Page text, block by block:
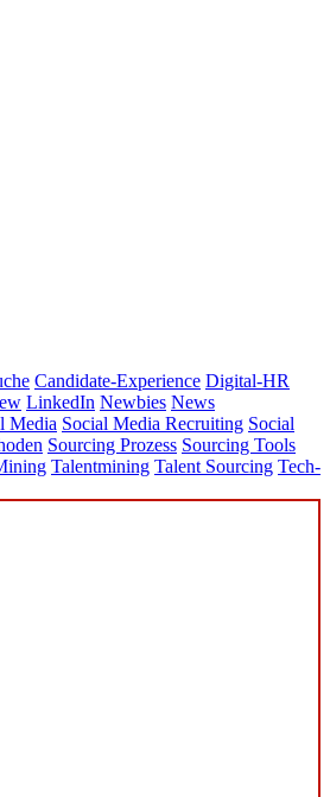
Candidate-Experience Digital-HR
LinkedIn Newbies News
Media Social Media Recruiting Social
Sourcing Prozess Sourcing Tools
Talentmining Talent Sourcing Tech-